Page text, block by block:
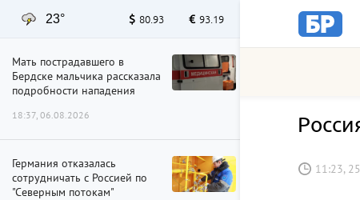
23° 80.93 93.19
Мать пострадавшего в
Бердске мальчика рассказала
подробности нападения
18:37, 06.08.2026
Германия отказалась
сотрудничать с Россией по
"Северным потокам"
11:23,